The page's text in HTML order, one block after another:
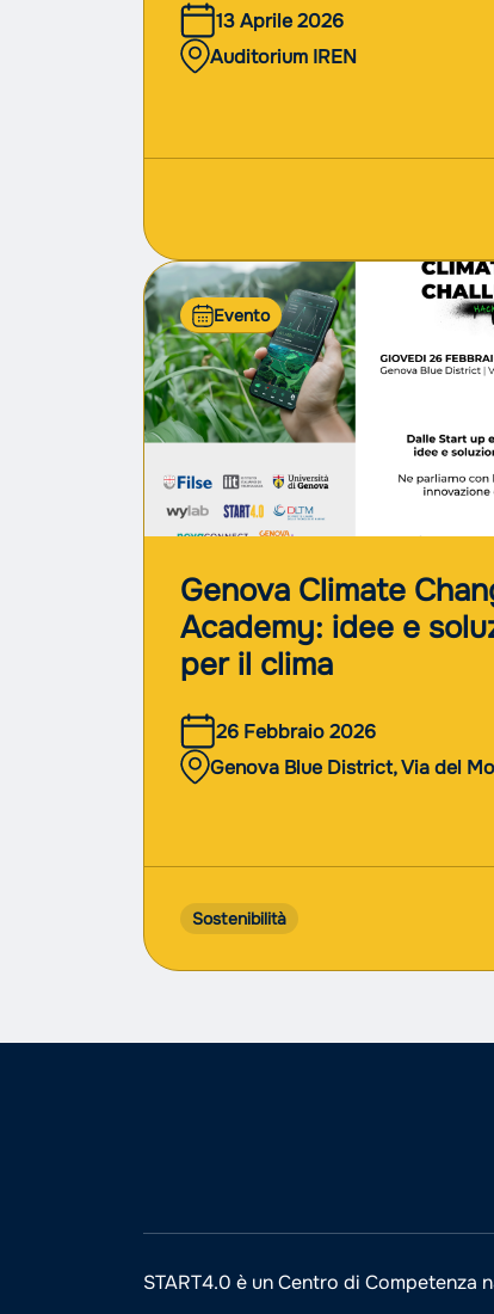
funziona”
13 Aprile 2026
Auditorium IREN
Evento
Genova Climate
Academy: idee e
per il clima
26 Febbraio 2026
Genova Blue District, Via del
Sostenibilità
START4.0 è un Centro di Competenza